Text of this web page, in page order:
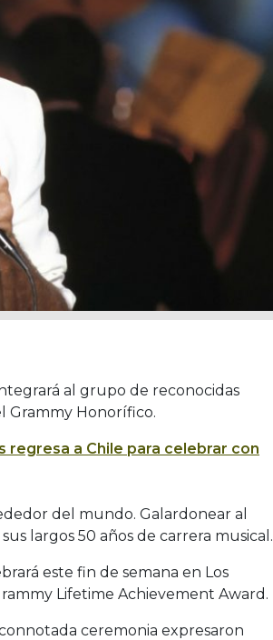
al grupo de reconocidas
Grammy Honorífico.
regresa a Chile para celebrar con
del mundo. Galardonear al
largos 50 años de carrera musical.
este fin de semana en Los
Lifetime Achievement Award.
ceremonia expresaron